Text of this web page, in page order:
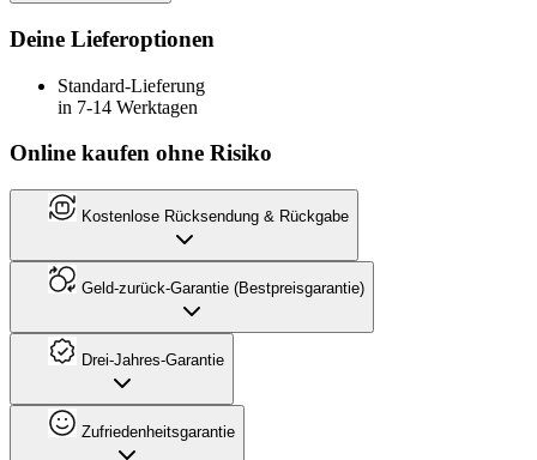
Deine Lieferoptionen
Standard-Lieferung
in 7-14 Werktagen
Online kaufen ohne Risiko
Kostenlose Rücksendung & Rückgabe
Geld-zurück-Garantie (Bestpreisgarantie)
Drei-Jahres-Garantie
Zufriedenheitsgarantie